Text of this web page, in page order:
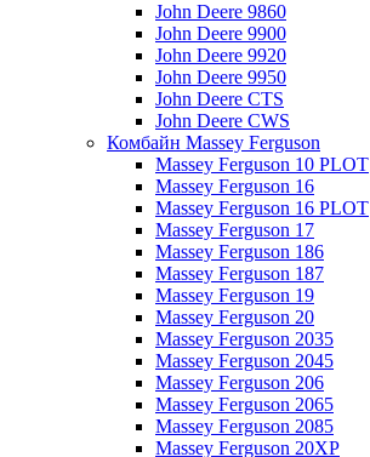
John Deere 9860
John Deere 9900
John Deere 9920
John Deere 9950
John Deere CTS
John Deere CWS
Комбайн Massey Ferguson
Massey Ferguson 10 PLOT
Massey Ferguson 16
Massey Ferguson 16 PLOT
Massey Ferguson 17
Massey Ferguson 186
Massey Ferguson 187
Massey Ferguson 19
Massey Ferguson 20
Massey Ferguson 2035
Massey Ferguson 2045
Massey Ferguson 206
Massey Ferguson 2065
Massey Ferguson 2085
Massey Ferguson 20XP